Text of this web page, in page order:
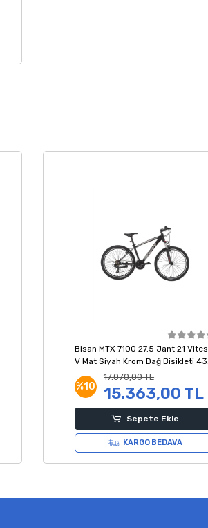
Bisan MTX 7100 27.5 Jant 21 Vites
V Mat Siyah Krom Dağ Bisikleti 43
%10
17.070,00 TL
15.363,00 TL
Sepete Ekle
KARGO BEDAVA